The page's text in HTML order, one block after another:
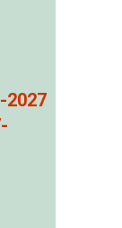
2027